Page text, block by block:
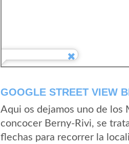
GOOGLE STREET VIEW
Aqui os dejamos uno de los
concocer Berny-Rivi, se
flechas para recorrer la